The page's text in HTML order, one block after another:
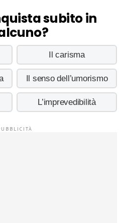
subito in
Il carisma
Il senso dell’umorismo
L’imprevedibilità